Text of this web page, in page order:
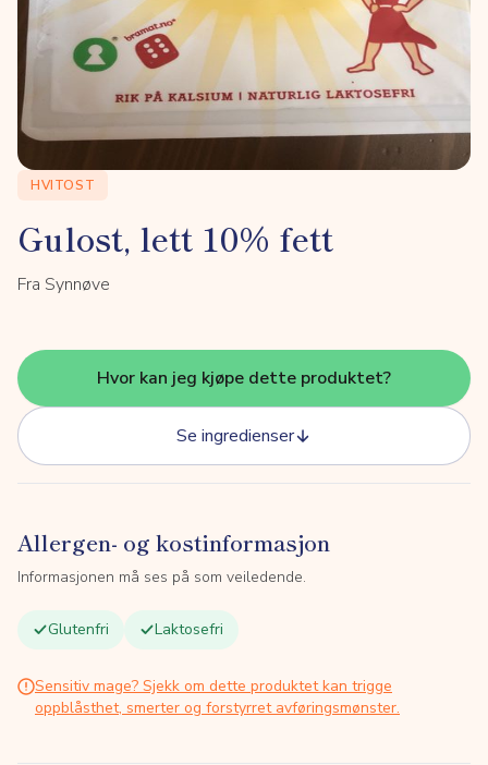
HVITOST
Gulost, lett 10% fett
Fra Synnøve
Hvor kan jeg kjøpe dette produktet?
Se ingredienser
Allergen- og kostinformasjon
Informasjonen må ses på som veiledende.
Glutenfri Laktosefri
Sensitiv mage? Sjekk om dette produktet kan trigge
oppblåsthet, smerter og forstyrret avføringsmønster.